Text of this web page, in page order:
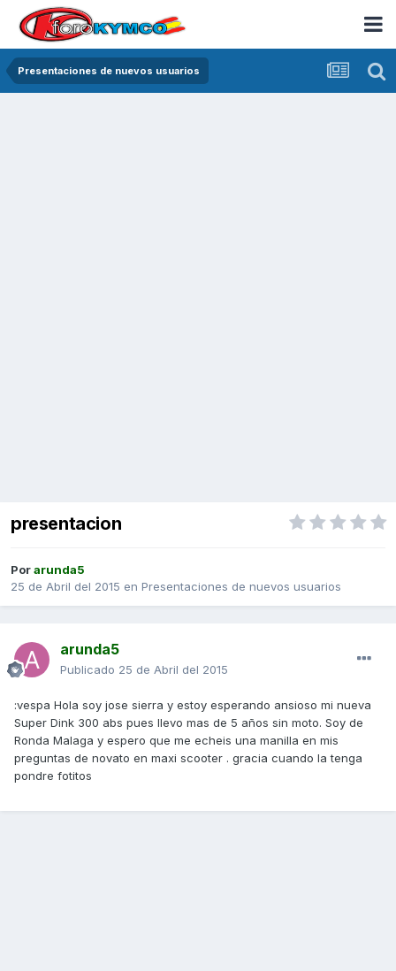
Presentaciones de nuevos usuarios
presentacion
Porarunda5
25 de Abril del 2015 en Presentaciones de nuevos usuarios
arunda5
Publicado 25 de Abril del 2015
:vespa Hola soy jose sierra y estoy esperando ansioso mi nueva
Super Dink 300 abs pues llevo mas de 5 años sin moto. Soy de
Ronda Malaga y espero que me echeis una manilla en mis
preguntas de novato en maxi scooter . gracia cuando la tenga
pondre fotitos